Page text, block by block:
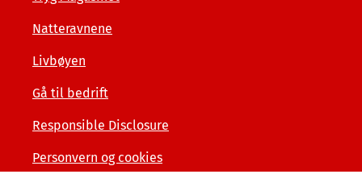
Natteravnene
Livbøyen
Gå til bedrift
Responsible Disclosure
Personvern og cookies